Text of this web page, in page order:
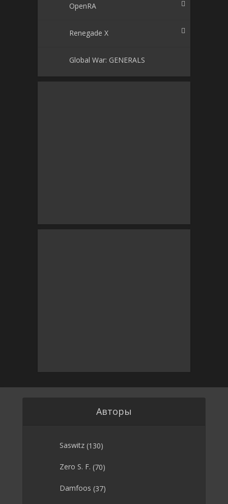
OpenRA
Renegade X
Global War: GENERALS
Авторы
Saswitz (130)
Zero S. F. (70)
Damfoos (37)